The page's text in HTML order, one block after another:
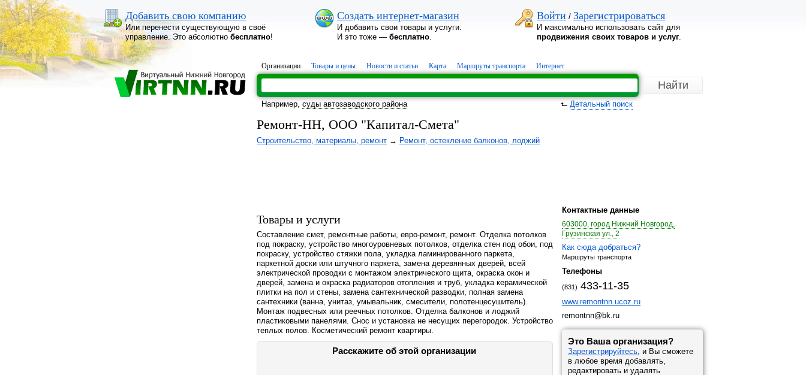
Добавить свою компанию
Или перенести существующую в своё
управление. Это абсолютно бесплатно!
Создать интернет-магазин
И добавить свои товары и услуги.
И это тоже — бесплатно.
Войти / Зарегистрироваться
И максимально использовать сайт для
продвижения своих товаров и услуг.
Организации Товары и цены Новости и статьи Карта Маршруты транспорта Интернет
Например, суды автозаводского района Детальный поиск
Ремонт-НН, ООО "Капитал-Смета"
Строительство, материалы, ремонт → Ремонт, остекление балконов, лоджий
Товары и услуги
Составление смет, ремонтные работы, евро-ремонт, ремонт. Отделка потолков
под покраску, устройство многоуровневых потолков, отделка стен под обои, под
покраску, устройство стяжки пола, укладка ламинированного паркета,
паркетной доски или штучного паркета, замена деревянных дверей, всей
электрической проводки с монтажом электрического щита, окраска окон и
дверей, замена и окраска радиаторов отопления и труб, укладка керамической
плитки на пол и стены, замена сантехнической разводки, полная замена
сантехники (ванна, унитаз, умывальник, смесители, полотенцесушитель).
Монтаж подвесных или реечных потолков. Отделка балконов и лоджий
пластиковыми панелями. Снос и установка не несущих перегородок. Устройство
теплых полов. Косметический ремонт квартиры.
Расскажите об этой организации
Контактные данные
603000, город Нижний Новгород,
Грузинская ул., 2
Как сюда добраться?
Маршруты транспорта
Телефоны
(831) 433-11-35
www.remontnn.ucoz.ru
remontnn@bk.ru
Это Ваша организация?
Зарегистрируйтесь, и Вы сможете
в любое время добавлять,
редактировать и удалять